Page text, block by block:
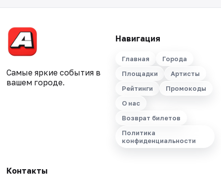
Самые яркие события в
вашем городе.
Навигация
Главная
Города
Площадки
Артисты
Рейтинги
Промокоды
О нас
Возврат билетов
Политика
конфиденциальности
Контакты